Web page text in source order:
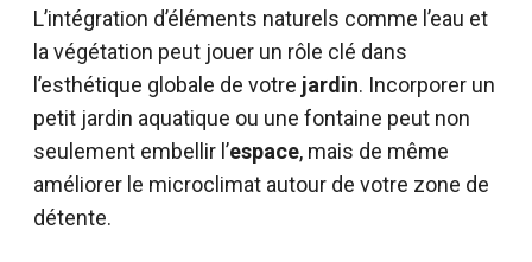
L’intégration d’éléments naturels comme l’eau et
la végétation peut jouer un rôle clé dans
l’esthétique globale de votre jardin. Incorporer un
petit jardin aquatique ou une fontaine peut non
seulement embellir l’espace, mais de même
améliorer le microclimat autour de votre zone de
détente.